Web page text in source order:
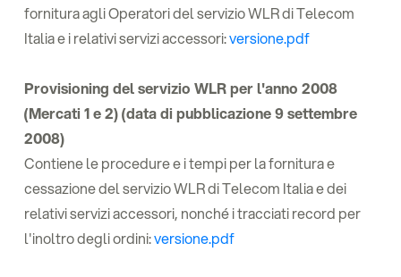
fornitura agli Operatori del servizio WLR di Telecom
Italia e i relativi servizi accessori:versione.pdf
Provisioning del servizio WLR per l'anno 2008
(Mercati 1 e 2) (data di pubblicazione 9 settembre
2008)
Contiene le procedure e i tempi per la fornitura e
cessazione del servizio WLR di Telecom Italia e dei
relativi servizi accessori, nonché i tracciati record per
l'inoltro degli ordini:versione.pdf